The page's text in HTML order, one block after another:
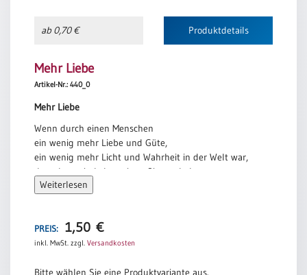
Sortimente
Themen
Anlässe
Taufe
Patenamt
Konfirmation
ab 0,70 € Produktdetails
Mehr Liebe
Artikel-Nr.: 440_0
Mehr Liebe
Wenn durch einen Menschen
ein wenig mehr Liebe und Güte,
ein wenig mehr Licht und Wahrheit in der Welt war,
dann hat sein Leben einen Sinn gehabt.
Alfred Delp
Weiterlesen
PREIS: 1,50 €
inkl. MwSt. zzgl. Versandkosten
Bitte wählen Sie eine Produktvariante aus.